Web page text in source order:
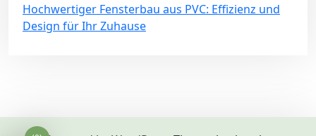
Hochwertiger Fensterbau aus PVC: Effizienz und
Design für Ihr Zuhause